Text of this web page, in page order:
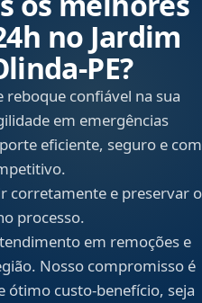
no Jardim
confiável na sua
em emergências
eficiente, seguro e com
corretamente e preservar o
processo.
em remoções e
Nosso compromisso é
ótimo custo-benefício, seja